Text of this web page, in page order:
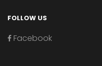
FOLLOW US
Facebook